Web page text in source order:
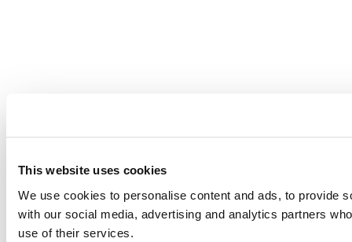
This website uses cookies
We use cookies to personalise content and ads, to provide
with our social media, advertising and analytics partners
use of their services.